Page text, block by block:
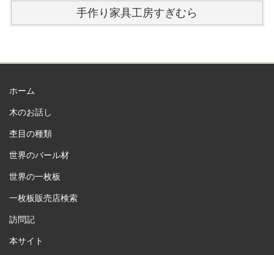
手作り家具工房すぎむら
ホーム
木のお話し
杢目の種類
世界のバール材
世界の一枚板
一枚板販売店検索
訪問記
本サイト